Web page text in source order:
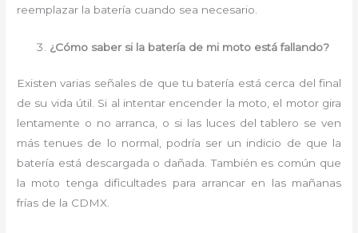
reemplazar la batería cuando sea necesario.
¿Cómo saber si la batería de mi moto está fallando?
Existen varias señales de que tu batería está cerca del final
de su vida útil. Si al intentar encender la moto, el motor gira
lentamente o no arranca, o si las luces del tablero se ven
más tenues de lo normal, podría ser un indicio de que la
batería está descargada o dañada. También es común que
la moto tenga dificultades para arrancar en las mañanas
frías de la CDMX.